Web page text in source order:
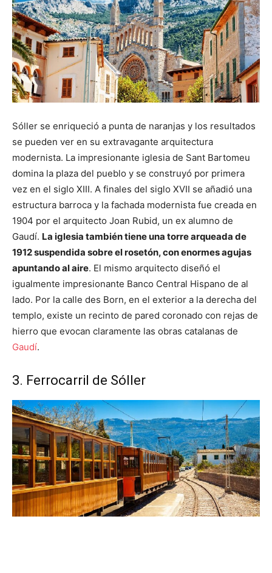
Sóller se enriqueció a punta de naranjas y los resultados
se pueden ver en su extravagante arquitectura
modernista. La impresionante iglesia de Sant Bartomeu
domina la plaza del pueblo y se construyó por primera
vez en el siglo XIII. A finales del siglo XVII se añadió una
estructura barroca y la fachada modernista fue creada en
1904 por el arquitecto Joan Rubid, un ex alumno de
Gaudí. La iglesia también tiene una torre arqueada de
1912 suspendida sobre el rosetón, con enormes agujas
apuntando al aire. El mismo arquitecto diseñó el
igualmente impresionante Banco Central Hispano de al
lado. Por la calle des Born, en el exterior a la derecha del
templo, existe un recinto de pared coronado con rejas de
hierro que evocan claramente las obras catalanas de
Gaudí.
3. Ferrocarril de Sóller